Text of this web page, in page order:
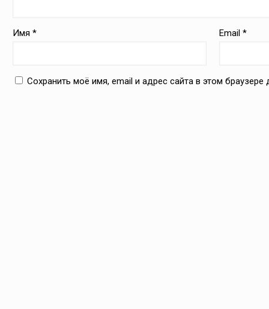
Имя * Email *
Сохранить моё имя, email и адрес сайта в этом